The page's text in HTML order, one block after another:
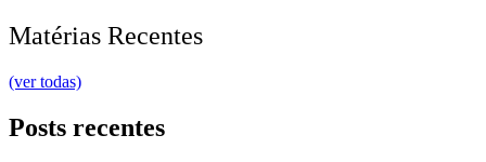
Matérias Recentes
(ver todas)
Posts recentes